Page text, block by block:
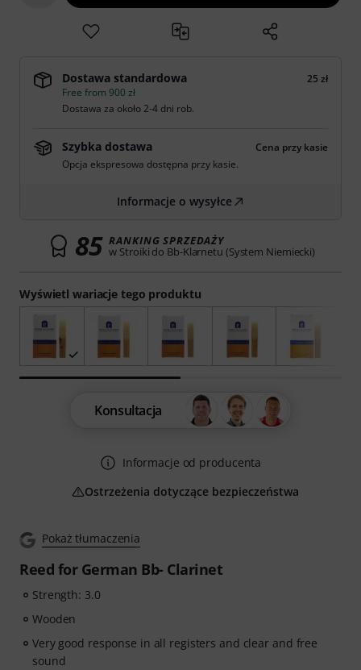
Pokaż tłumaczenia
Reed for German Bb- Clarinet
Strength: 3.0
Wooden
Very good response in all registers and clear and free
sound
Wyświetl wariacje tego produktu
Dostawa standardowa
25 zł
Free from 900 zł
Dostawa za około 2-4 dni rob.
Szybka dostawa
Cena przy kasie
Opcja ekspresowa dostępna przy kasie.
Informacje o wysyłce
85 RANKING SPRZEDAŻY
w Stroiki do Bb-Klarnetu (System Niemiecki)
Konsultacja
Informacje od producenta
Ostrzeżenia dotyczące bezpieczeństwa